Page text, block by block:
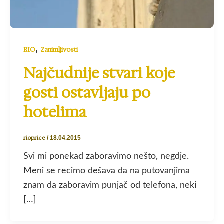
RIO, Zanimljivosti
Najčudnije stvari koje
gosti ostavljaju po
hotelima
rioprice /18.04.2015
Svi mi ponekad zaboravimo nešto, negdje.
Meni se recimo dešava da na putovanjima
znam da zaboravim punjač od telefona, neki
[…]